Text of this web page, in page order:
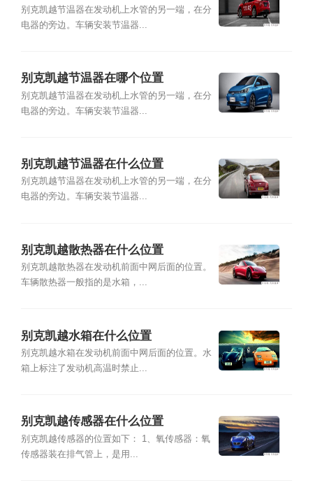
别克凯越节温器在发动机上水管的另一端，在分
电器的旁边。车辆安装节温器...
别克凯越节温器在哪个位置
别克凯越节温器在发动机上水管的另一端，在分
电器的旁边。车辆安装节温器...
别克凯越节温器在什么位置
别克凯越节温器在发动机上水管的另一端，在分
电器的旁边。车辆安装节温器...
别克凯越散热器在什么位置
别克凯越散热器在发动机前面中网后面的位置。
车辆散热器一般指的是水箱，...
别克凯越水箱在什么位置
别克凯越水箱在发动机前面中网后面的位置。水
箱上标注了发动机高温时禁止...
别克凯越传感器在什么位置
别克凯越传感器的位置如下： 1、氧传感器：氧
传感器装在排气管上，是用...